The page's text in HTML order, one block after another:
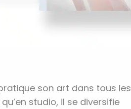
son art dans tous les
studio, il se diversifie